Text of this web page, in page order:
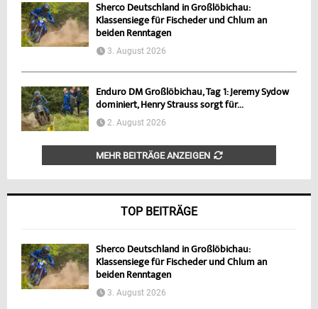
Sherco Deutschland in Großlöbichau:
Klassensiege für Fischeder und Chlum an
beiden Renntagen
3. August 2026
Enduro DM Großlöbichau, Tag 1: Jeremy Sydow
dominiert, Henry Strauss sorgt für...
2. August 2026
MEHR BEITRÄGE ANZEIGEN
TOP BEITRÄGE
Sherco Deutschland in Großlöbichau:
Klassensiege für Fischeder und Chlum an
beiden Renntagen
3. August 2026